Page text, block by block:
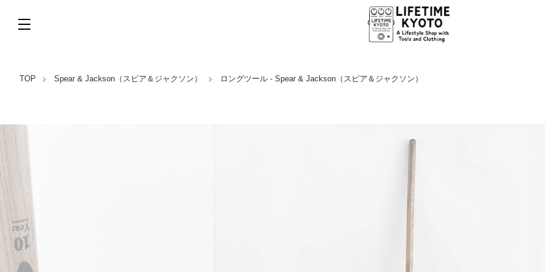
TOP Spear & Jackson（スピア＆ジャクソン） ロングツール - Spear & Jackson（スピア＆ジャクソン）